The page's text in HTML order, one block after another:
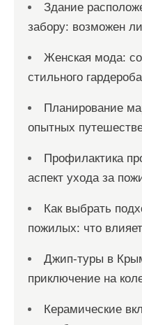
Здание
забору: возможен
Женская мода:
стильного гардероба
Планирование
опытных
Профилактика
аспект ухода за
Как выбрать
пожилых: что
Джип-туры в
приключение на
Керамические